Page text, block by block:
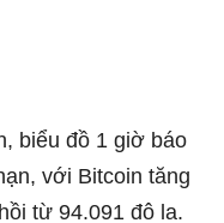
biểu đồ 1 giờ báo
với Bitcoin tăng
từ 94.091 đô la.